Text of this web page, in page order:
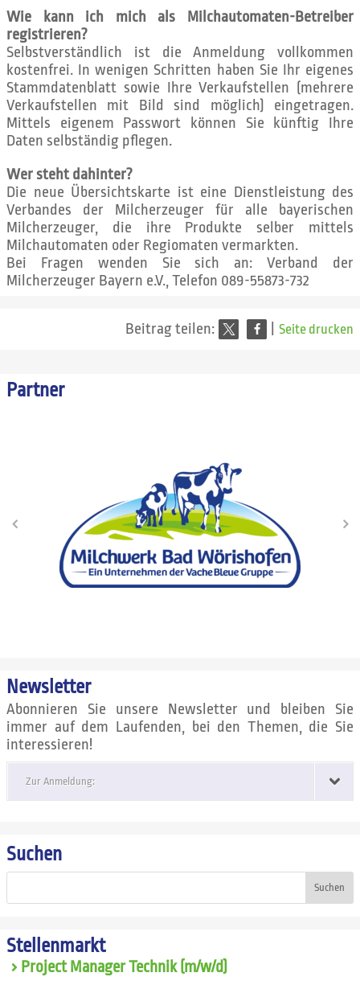
Wie kann ich mich als Milchautomaten-Betreiber
registrieren?
Selbstverständlich ist die Anmeldung vollkommen
kostenfrei. In wenigen Schritten haben Sie Ihr eigenes
Stammdatenblatt sowie Ihre Verkaufstellen (mehrere
Verkaufstellen mit Bild sind möglich) eingetragen.
Mittels eigenem Passwort können Sie künftig Ihre
Daten selbständig pflegen.
Wer steht dahinter?
Die neue Übersichtskarte ist eine Dienstleistung des
Verbandes der Milcherzeuger für alle bayerischen
Milcherzeuger, die ihre Produkte selber mittels
Milchautomaten oder Regiomaten vermarkten.
Bei Fragen wenden Sie sich an: Verband der
Milcherzeuger Bayern e.V., Telefon 089-55873-732
Beitrag teilen: Seite drucken
Partner
Newsletter
Abonnieren Sie unsere Newsletter und bleiben Sie
immer auf dem Laufenden, bei den Themen, die Sie
interessieren!
Zur Anmeldung:
Suchen
Suchen
Stellenmarkt
Project Manager Technik (m/w/d)